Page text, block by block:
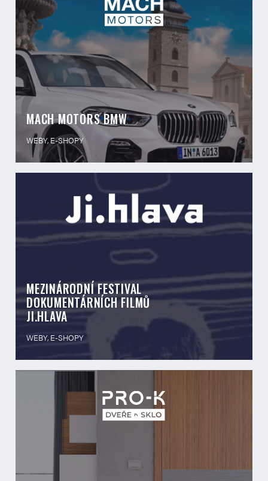
MACH MOTORS BMW
WEBY, E-SHOPY
MEZINÁRODNÍ FESTIVAL
DOKUMENTÁRNÍCH FILMŮ
JI.HLAVA
WEBY, E-SHOPY